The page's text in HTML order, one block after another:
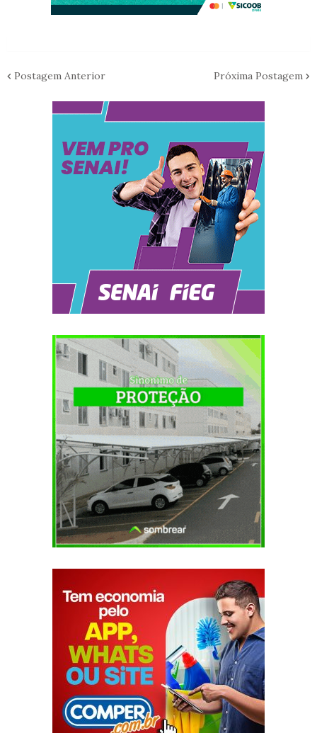
Postagem Anterior Próxima Postagem